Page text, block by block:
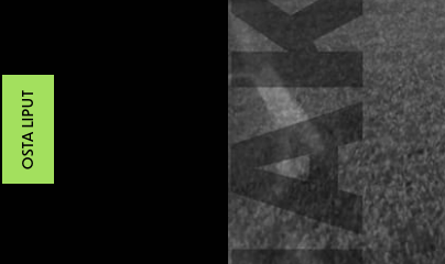
OSTA LIPUT